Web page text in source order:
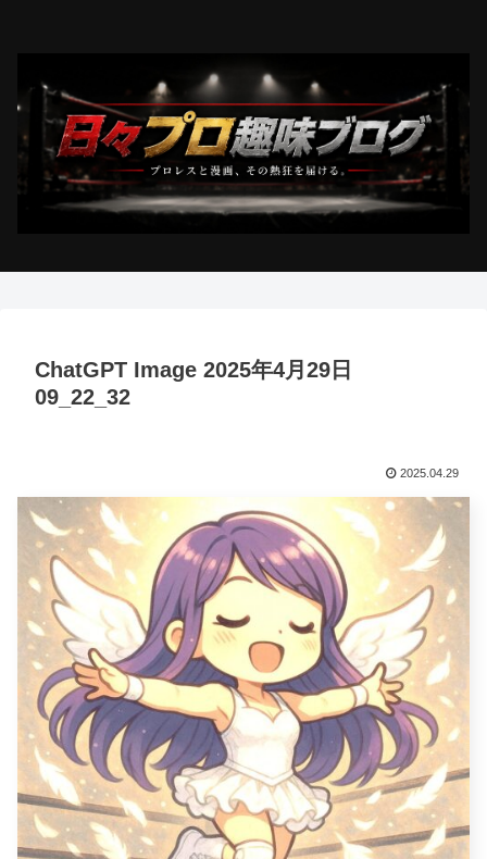
ChatGPT Image 2025年4月29日
09_22_32
2025.04.29